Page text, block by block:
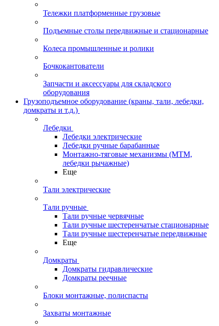
Тележки платформенные грузовые
Подъемные столы передвижные и стационарные
Колеса промышленные и ролики
Бочкокантователи
Запчасти и аксессуары для складского
оборудования
Грузоподъемное оборудование (краны, тали, лебедки,
домкраты и т.д.)
Лебедки
Лебедки электрические
Лебедки ручные барабанные
Монтажно-тяговые механизмы (МТМ,
лебедки рычажные)
Еще
Тали электрические
Тали ручные
Тали ручные червячные
Тали ручные шестеренчатые стационарные
Тали ручные шестеренчатые передвижные
Еще
Домкраты
Домкраты гидравлические
Домкраты реечные
Блоки монтажные, полиспасты
Захваты монтажные